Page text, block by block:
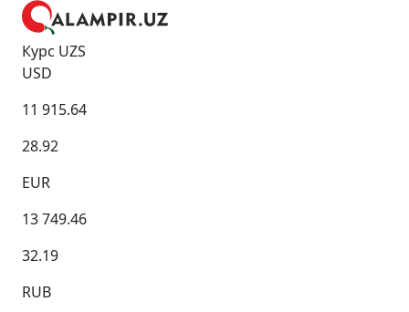
Курс UZS
USD
11 915.64
28.92
EUR
13 749.46
32.19
RUB